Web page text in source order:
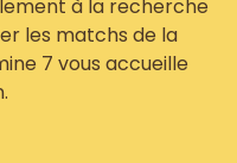
à la recherche
les matchs de la
7 vous accueille